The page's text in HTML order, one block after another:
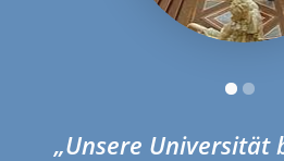
„Unsere Universität